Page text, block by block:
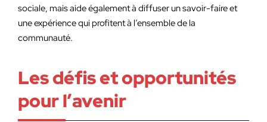
sociale, mais aide également à diffuser un savoir-faire et
une expérience qui profitent à l’ensemble de la
communauté.
Les défis et opportunités
pour l’avenir